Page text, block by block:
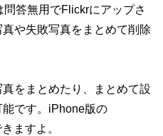
答無用でFlickrにアップさ
や失敗写真をまとめて削除
をまとめたり、まとめて設
です。iPhone版の
ますよ。